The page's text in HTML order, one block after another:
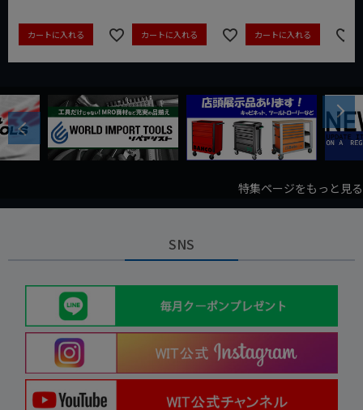
カートに入れる カートに入れる カートに入れる
Previous
Next
特集ページをもっと見る
SNS